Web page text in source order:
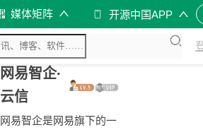
媒体矩阵 开源中国APP
网易智企·
云信
网易智企是网易旗下的一